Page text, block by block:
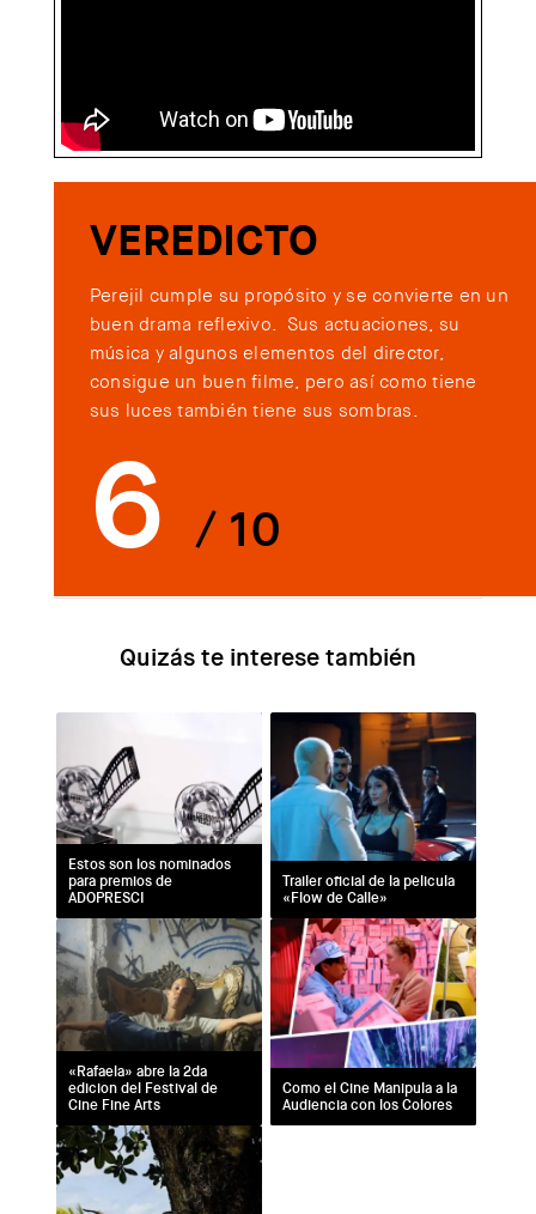
VEREDICTO
Perejil cumple su propósito y se convierte en un
buen drama reflexivo. Sus actuaciones, su
música y algunos elementos del director,
consigue un buen filme, pero así como tiene
sus luces también tiene sus sombras.
6 / 10
Quizás te interese
Estos son los nominados
para premios de
ADOPRESCI
Trailer oficial de la pelicula
«Flow de Calle»
«Rafaela» abre la 2da
edicion del Festival de
Cine Fine Arts
Como el Cine Manipula a la
Audiencia con los Colores